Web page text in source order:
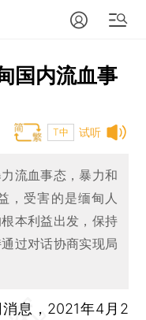
国内流血事
试听
T中
流血事态，暴力和
，受害的是缅甸人
本利益出发，保持
过对话协商实现局
息，2021年4月2